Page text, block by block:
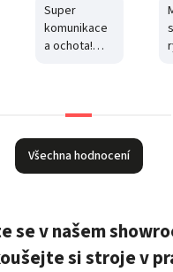
Super
komunikace
a ochota!
poškozený a
část zboží
byla
odcizena.
odcizené
zboží
obratem
Všechna hodnocení
se v našem
si stroje v